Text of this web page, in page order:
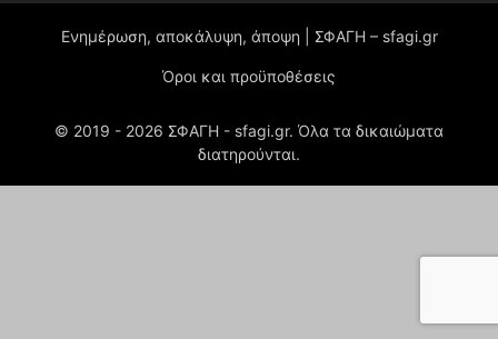
Ενημέρωση, αποκάλυψη, άποψη | ΣΦΑΓΗ – sfagi.gr
Όροι και προϋποθέσεις
© 2019 - 2026 ΣΦΑΓΗ - sfagi.gr. Όλα τα δικαιώματα
διατηρούνται.